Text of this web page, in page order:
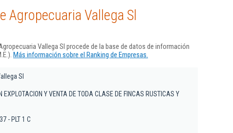
Agropecuaria Vallega Sl
Vallega Sl procede de la base de datos de información
Más información sobre el Ranking de Empresas.
Sl
EXPLOTACION Y VENTA DE TODA CLASE DE FINCAS RUSTICAS Y
- PLT 1 C